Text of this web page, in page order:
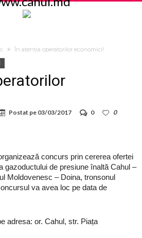
În atenția operatorilor economici!
Postat pe 03/03/2017 0
0
concurs prin cererea ofertei
gazoductului de presiune înaltă Cahul –
Moldovenesc – Doina, tronsonul
va avea loc pe data de
adresa: or. Cahul, str. Piața